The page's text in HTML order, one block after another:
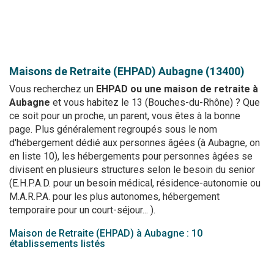
Maisons de Retraite (EHPAD) Aubagne (13400)
Vous recherchez un EHPAD ou une maison de retraite à
Aubagne et vous habitez le 13 (Bouches-du-Rhône) ? Que
ce soit pour un proche, un parent, vous êtes à la bonne
page. Plus généralement regroupés sous le nom
d'hébergement dédié aux personnes âgées (à Aubagne, on
en liste 10), les hébergements pour personnes âgées se
divisent en plusieurs structures selon le besoin du senior
(E.H.P.A.D. pour un besoin médical, résidence-autonomie ou
M.A.R.P.A. pour les plus autonomes, hébergement
temporaire pour un court-séjour... ).
Maison de Retraite (EHPAD) à Aubagne : 10
établissements listés